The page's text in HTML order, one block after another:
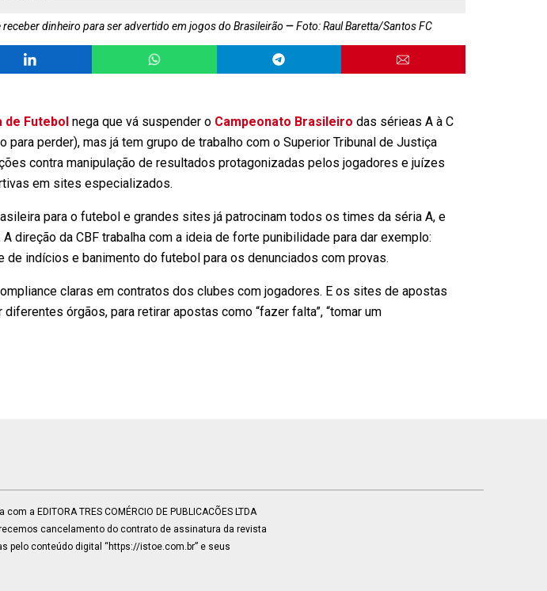
dinheiro para ser advertido em jogos do Brasileirão Foto: Raul Baretta/Santos FC
de Futebol nega que vá suspender o Campeonato Brasileiro das sérieas A à C
para perder), mas já tem grupo de trabalho com o Superior Tribunal de Justiça
contra manipulação de resultados protagonizadas pelos jogadores e juízes
em sites especializados.
para o futebol e grandes sites já patrocinam todos os times da séria A, e
direção da CBF trabalha com a ideia de forte punibilidade para dar exemplo:
de indícios e banimento do futebol para os denunciados com provas.
claras em contratos dos clubes com jogadores. E os sites de apostas
órgãos, para retirar apostas como “fazer falta”, “tomar um
a EDITORA TRES COMÉRCIO DE PUBLICACÕES LTDA
cancelamento do contrato de assinatura da revista
pelo conteúdo digital “https://istoe.com.br” e seus